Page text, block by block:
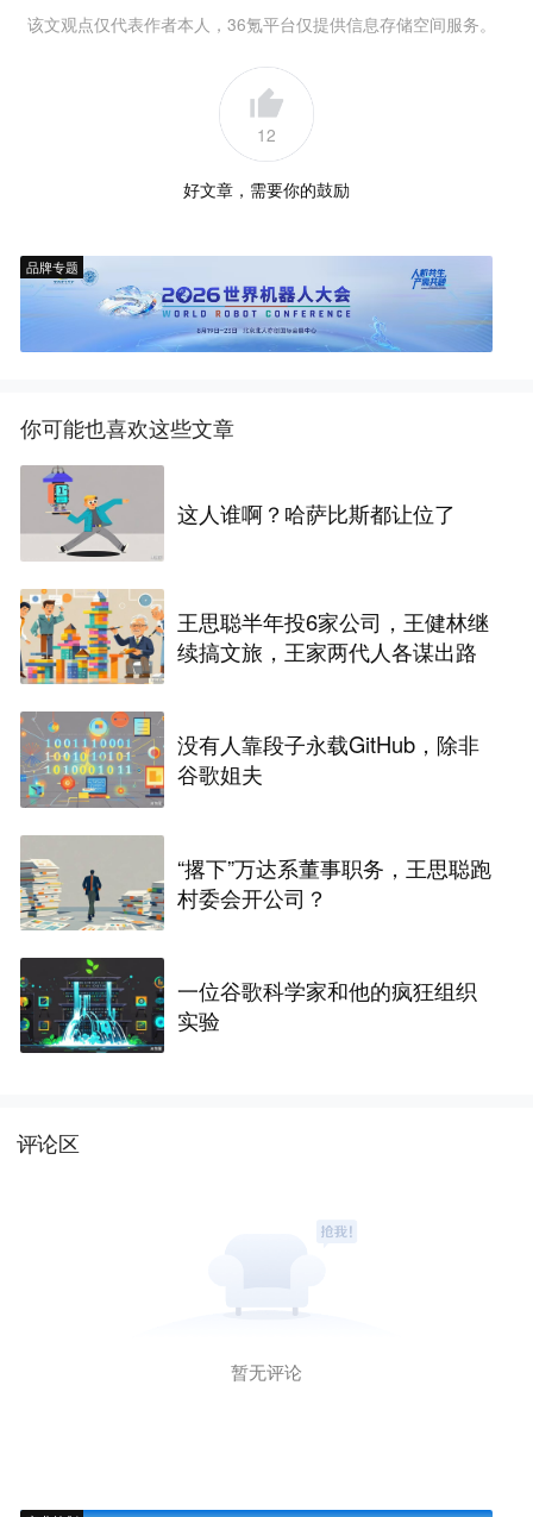
该文观点仅代表作者本人，36氪平台仅提供信息存储空间服务。
12
好文章，需要你的鼓励
品牌专题
你可能也喜欢这些文章
这人谁啊？哈萨比斯都让位了
王思聪半年投6家公司，王健林继
续搞文旅，王家两代人各谋出路
没有人靠段子永载GitHub，除非
谷歌姐夫
“撂下”万达系董事职务，王思聪跑
村委会开公司？
一位谷歌科学家和他的疯狂组织
实验
评论区
暂无评论